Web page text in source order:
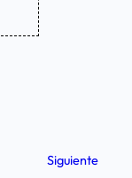
Siguiente